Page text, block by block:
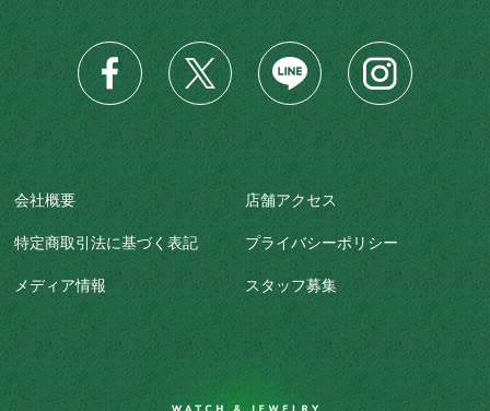
会社概要 店舗アクセス
特定商取引法に基づく表記 プライバシーポリシー
メディア情報 スタッフ募集